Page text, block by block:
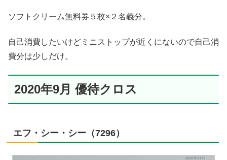
ソフトクリーム無料券５枚×２名義分。
自己消費したいけどミニストップが近くにないので自己消
費分は少しだけ。
2020年9月 優待クロス
エフ・シー・シー（7296）